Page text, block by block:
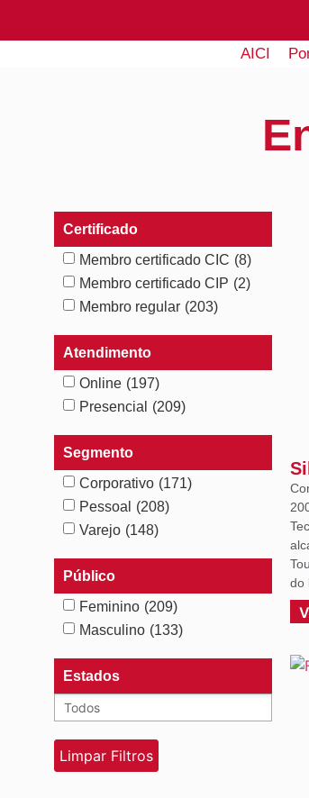
AICI
Certificado
Membro certificado CIC (8)
Membro certificado CIP (2)
Membro regular (203)
Atendimento
Online (197)
Presencial
(209)
Segmento
Corporativo (171)
Pessoal
(208)
Varejo (148)
Público
Feminino (209)
Masculino (133)
Estados
do